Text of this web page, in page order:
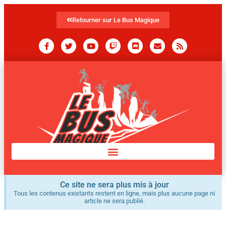
Retourner sur Le Bus Magique
Ce site ne sera plus mis à jour
Tous les contenus existants restent en ligne, mais plus aucune page ni
article ne sera publié.